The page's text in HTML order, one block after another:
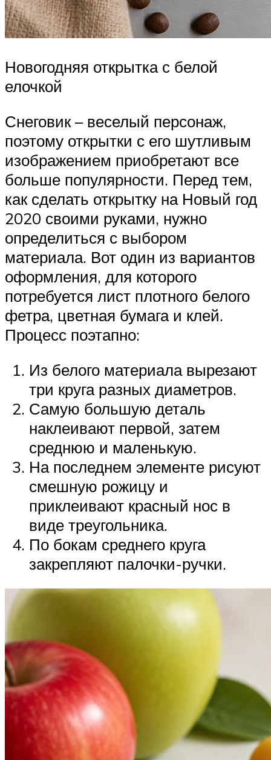
Новогодняя открытка с белой
елочкой
Снеговик – веселый персонаж,
поэтому открытки с его шутливым
изображением приобретают все
больше популярности. Перед тем,
как сделать открытку на Новый год
2020 своими руками, нужно
определиться с выбором
материала. Вот один из вариантов
оформления, для которого
потребуется лист плотного белого
фетра, цветная бумага и клей.
Процесс поэтапно:
Из белого материала вырезают
три круга разных диаметров.
Самую большую деталь
наклеивают первой, затем
среднюю и маленькую.
На последнем элементе рисуют
смешную рожицу и
приклеивают красный нос в
виде треугольника.
По бокам среднего круга
закрепляют палочки-ручки.